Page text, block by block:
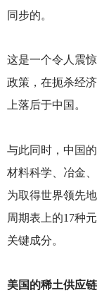
同步的。
这是一个令人震
政策，在扼杀经
上落后于中国。
与此同时，中国
材料科学、冶金
为取得世界领先
周期表上的17种
关键成分。
美国的稀土供应